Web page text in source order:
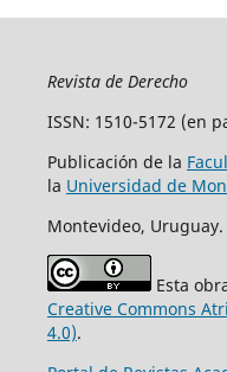
Revista de Derecho
ISSN: 1510-5172 (en
Publicación de la
la Universidad de
Montevideo, Uruguay.
Esta
Creative Commons
4.0).